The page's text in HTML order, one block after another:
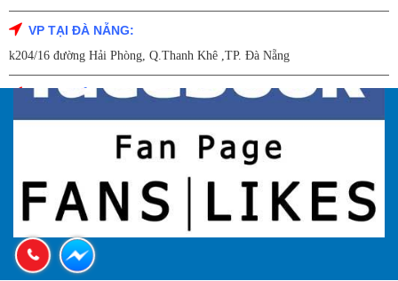
VP TẠI ĐÀ NẴNG:
k204/16 đường Hải Phòng, Q.Thanh Khê ,TP. Đà Nẵng
VP TẠI HẢI DƯƠNG:
Số 9/14 – P.Tứ Thông – TP Hải Dương
VP TẠI HẢI PHÒNG:
227 Đường Hải Triều , P. Quán Toan , Q. Hồng Bàng , Tp Hải Phòng
VP TẠI HÀ NỘI
27A Trần Hưng đạo – Q.Hoàn Kiếm – TP Hà Nội